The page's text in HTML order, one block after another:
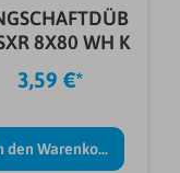
8X80 WH K
3,59 €*
den Warenkorb